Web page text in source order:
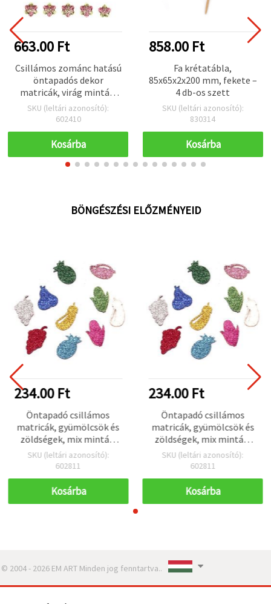
663.00 Ft
Csillámos zománc hatású
öntapadós dekor
matricák, virág mintás,
vegyes méret (10–14
mm), 30 db
SKU (leltári azonosító):
602410
Kosárba
858.00 Ft
Fa krétatábla,
85x65x2x200 mm, fekete –
4 db-os szett
SKU (leltári azonosító):
830314
Kosárba
BÖNGÉSZÉSI ELŐZMÉNYEID
234.00 Ft
Öntapadó csillámos
matricák, gyümölcsök és
zöldségek, mix minták,
34~40x17~31x2 mm - 10
db
SKU (leltári azonosító):
602811
Kosárba
234.00 Ft
Öntapadó csillámos
matricák, gyümölcsök és
zöldségek, mix minták,
34~40x17~31x2 mm - 10
db
SKU (leltári azonosító):
602811
Kosárba
© 2004 - 2026 EM ART Minden jog fenntartva..